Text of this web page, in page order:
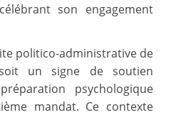
son engagement
politico-administrative de
un signe de soutien
psychologique
mandat. Ce contexte